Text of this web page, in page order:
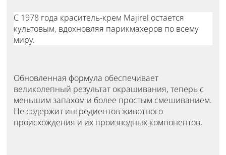
С 1978 года краситель-крем Majirel остается
культовым, вдохновляя парикмахеров по всему
миру.
Обновленная формула обеспечивает
великолепный результат окрашивания, теперь с
меньшим запахом и более простым смешиванием.
Не содержит ингредиентов животного
происхождения и их производных компонентов.